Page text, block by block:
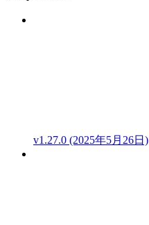
v1.27.0 (2025年5月26日)